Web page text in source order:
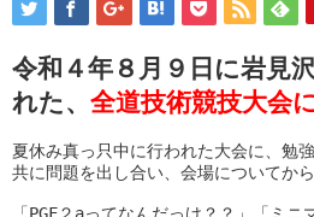
令和４年８月９日に岩見
れた、 全道技術競技大会
夏休み真っ只中に行われた大会に、勉
共に問題を出し合い、会場についてか